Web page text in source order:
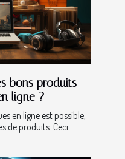
bons produits
ligne ?
en ligne est possible,
de produits. Ceci...